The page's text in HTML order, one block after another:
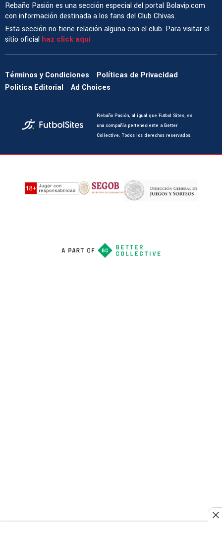
Rebaño Pasión es una sección especial del portal Bolavip.com
con información destinada a los fans del Club Chivas.
Esta sección no tiene relación alguna con el club. Para visitar el
sitio oficial haz click aquí
Términos y Condiciones
Políticas de Privacidad
Política Editorial
Ad Choices
Rebaño Pasión, al igual que Futbol Sites, es
una compañía perteneciente a Better
Collective. Todos los derechos reservados.